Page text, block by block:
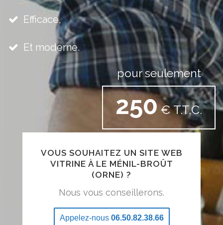
Efficace,
Et moderne.
pour seulement
250 € T.T.C.
VOUS SOUHAITEZ UN SITE WEB
VITRINE À LE MÉNIL-BROÛT
(ORNE) ?
Nous vous conseillerons.
Appelez-nous 06.50.82.38.66